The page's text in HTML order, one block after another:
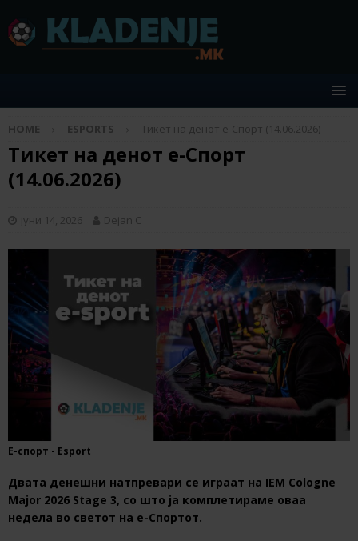
HOME ESPORTS Тикет на денот е-Спорт (14.06.2026)
Тикет на денот е-Спорт
(14.06.2026)
јуни 14, 2026 Dejan C
Е-спорт - Esport
Двата денешни натпревари се играат на IEM Cologne
Major 2026 Stage 3, со што ја комплетираме оваа
недела во светот на е-Спортот.